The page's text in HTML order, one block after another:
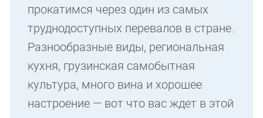
прокатимся через один из самых
труднодоступных перевалов в стране.
Разнообразные виды, региональная
кухня, грузинская самобытная
культура, много вина и хорошее
настроение — вот что вас ждет в этой